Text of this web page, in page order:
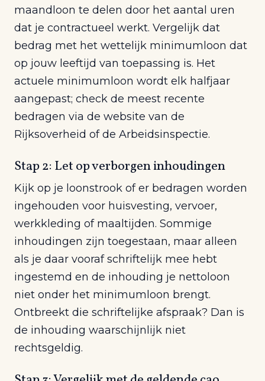
maandloon te delen door het aantal uren
dat je contractueel werkt. Vergelijk dat
bedrag met het wettelijk minimumloon dat
op jouw leeftijd van toepassing is. Het
actuele minimumloon wordt elk halfjaar
aangepast; check de meest recente
bedragen via de website van de
Rijksoverheid of de Arbeidsinspectie.
Stap 2: Let op verborgen inhoudingen
Kijk op je loonstrook of er bedragen worden
ingehouden voor huisvesting, vervoer,
werkkleding of maaltijden. Sommige
inhoudingen zijn toegestaan, maar alleen
als je daar vooraf schriftelijk mee hebt
ingestemd en de inhouding je nettoloon
niet onder het minimumloon brengt.
Ontbreekt die schriftelijke afspraak? Dan is
de inhouding waarschijnlijk niet
rechtsgeldig.